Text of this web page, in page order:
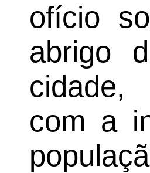
ofício
abrigo
cidade,
com a